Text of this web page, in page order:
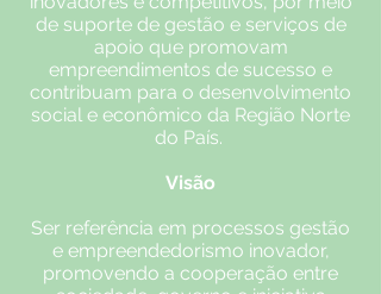
de suporte de gestão e serviços de
apoio que promovam
empreendimentos de sucesso e
contribuam para o desenvolvimento
social e econômico da Região Norte
do País.
Visão
Ser referência em processos gestão
e empreendedorismo inovador,
promovendo a cooperação entre